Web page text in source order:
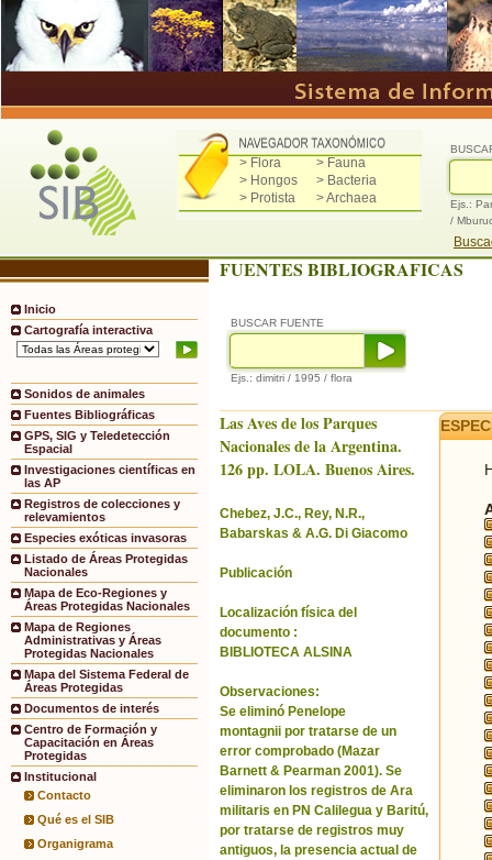
> Flora
> Fauna
> Hongos
> Bacteria
> Protista
> Archaea
Ejs.:
/
Inicio
Cartografía interactiva
Sonidos de animales
Fuentes Bibliográficas
GPS, SIG y Teledetección
Espacial
Investigaciones científicas en
las AP
Registros de colecciones y
relevamientos
Especies exóticas invasoras
Listado de Áreas Protegidas
Nacionales
Mapa de Eco-Regiones y
Áreas Protegidas Nacionales
Mapa de Regiones
Administrativas y Áreas
Protegidas Nacionales
Mapa del Sistema Federal de
Áreas Protegidas
Documentos de interés
Centro de Formación y
Capacitación en Áreas
Protegidas
Institucional
Contacto
Qué es el SIB
Organigrama
FUENTES BIBLIOGRAFICAS
BUSCAR FUENTE
Ejs.: dimitri / 1995 / flora
Las Aves de los Parques
Nacionales de la Argentina.
126 pp. LOLA. Buenos Aires.
Chebez, J.C., Rey, N.R.,
Babarskas & A.G. Di Giacomo
Publicación
Localización física del
documento :
BIBLIOTECA ALSINA
Observaciones:
Se eliminó Penelope
montagnii por tratarse de un
error comprobado (Mazar
Barnett & Pearman 2001). Se
eliminaron los registros de Ara
militaris en PN Calilegua y Baritú,
por tratarse de registros muy
antiguos, la presencia actual de